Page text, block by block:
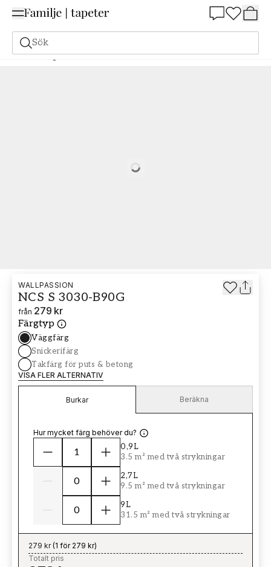
Sök
Målarfärg Beställ utifrån NCS Beställ utifrån NCS 3030-B90G
Loading…
WALLPASSION
NCS S 3030-B90G
från 279 kr
Färgtyp
Väggfärg
Snickerifärg
Takfärg för puts & betong
VISA FLER ALTERNATIV
Burkar Beräkna
Hur mycket färg behöver du?
0,9L
3.5 m² med två strykningar
2,7L
9.5 m² med två strykningar
9L
31.5 m² med två strykningar
279 kr(1 för 279 kr)
Totalt pris